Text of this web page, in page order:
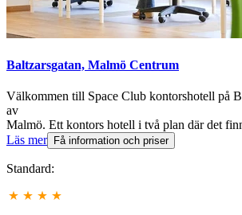
Baltzarsgatan, Malmö Centrum
Välkommen till Space Club kontorshotell på
av
Malmö. Ett kontors hotell i två plan där det
Läs mer
Få information och priser
Standard: